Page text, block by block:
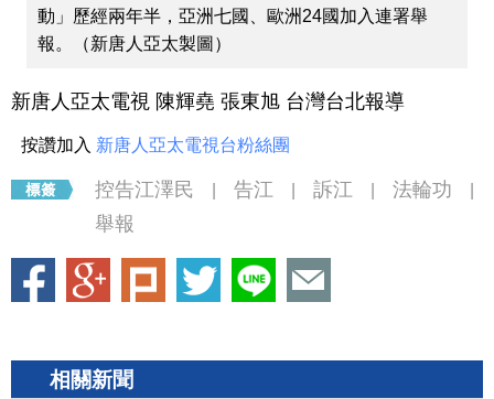
動」歷經兩年半，亞洲七國、歐洲24國加入連署舉
報。（新唐人亞太製圖）
新唐人亞太電視 陳輝堯 張東旭 台灣台北報導
按讚加入 新唐人亞太電視台粉絲團
控告江澤民 告江 訴江 法輪功
舉報
相關新聞